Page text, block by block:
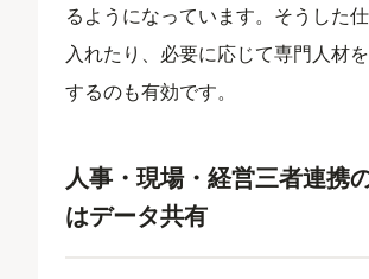
るようになっています。そうした
入れたり、必要に応じて専門人材
するのも有効です。
人事・現場・経営三者連携
はデータ共有